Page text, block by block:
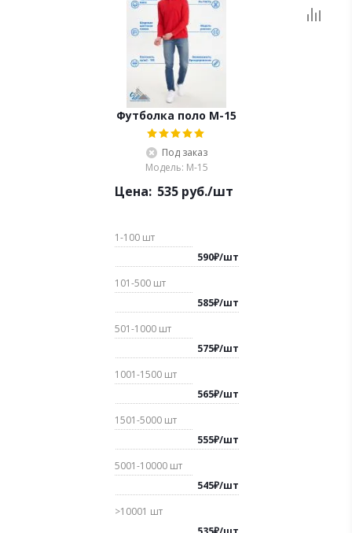
Футболка поло М-15
Под заказ
Модель: М-15
Цена: 535руб./шт
1-100 шт
590₽/шт
101-500 шт
585₽/шт
501-1000 шт
575₽/шт
1001-1500 шт
565₽/шт
1501-5000 шт
555₽/шт
5001-10000 шт
545₽/шт
>10001 шт